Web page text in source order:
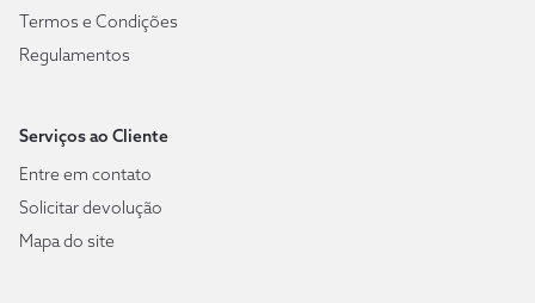
Termos e Condições
Regulamentos
Serviços ao Cliente
Entre em contato
Solicitar devolução
Mapa do site